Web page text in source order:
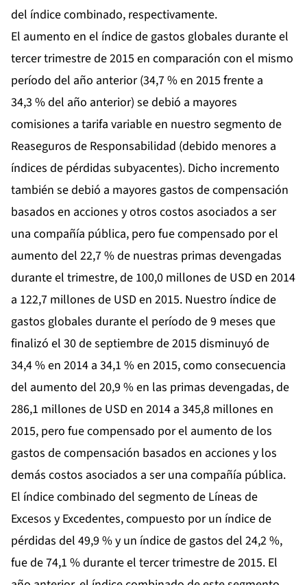
del índice combinado, respectivamente.
El aumento en el índice de gastos globales durante el
tercer trimestre de 2015 en comparación con el mismo
período del año anterior (34,7 % en 2015 frente a
34,3 % del año anterior) se debió a mayores
comisiones a tarifa variable en nuestro segmento de
Reaseguros de Responsabilidad (debido menores a
índices de pérdidas subyacentes). Dicho incremento
también se debió a mayores gastos de compensación
basados en acciones y otros costos asociados a ser
una compañía pública, pero fue compensado por el
aumento del 22,7 % de nuestras primas devengadas
durante el trimestre, de 100,0 millones de USD en 2014
a 122,7 millones de USD en 2015. Nuestro índice de
gastos globales durante el período de 9 meses que
finalizó el 30 de septiembre de 2015 disminuyó de
34,4 % en 2014 a 34,1 % en 2015, como consecuencia
del aumento del 20,9 % en las primas devengadas, de
286,1 millones de USD en 2014 a 345,8 millones en
2015, pero fue compensado por el aumento de los
gastos de compensación basados en acciones y los
demás costos asociados a ser una compañía pública.
El índice combinado del segmento de Líneas de
Excesos y Excedentes, compuesto por un índice de
pérdidas del 49,9 % y un índice de gastos del 24,2 %,
fue de 74,1 % durante el tercer trimestre de 2015. El